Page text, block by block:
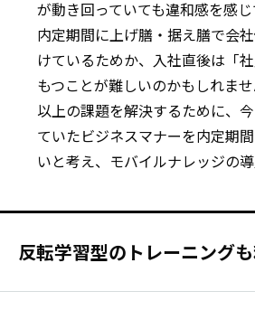
が動き回っていても違和感を感じ
内定期間に上げ膳・据え膳で会
けているためか、入社直後は「
もつことが難しいのかもしれませ
以上の課題を解決するために、
ていたビジネスマナーを内定期
いと考え、モバイルナレッジの導
反転学習型のトレーニング